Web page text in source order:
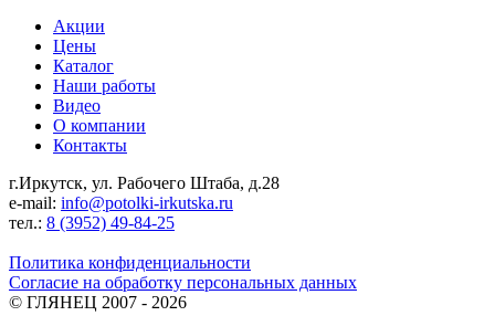
Акции
Цены
Каталог
Наши работы
Видео
О компании
Контакты
г.Иркутск, ул. Рабочего Штаба, д.28
e-mail: info@potolki-irkutska.ru
тел.: 8 (3952) 49-84-25
Политика конфиденциальности
Согласие на обработку персональных данных
© ГЛЯНЕЦ 2007 - 2026